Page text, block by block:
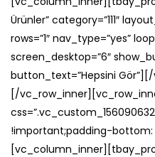
Ürünler” category=”111″
rows=”1″ nav_type=”yes”
screen_desktop=”6″
button_text=”Hepsini
[/
!important;padding-bottom: